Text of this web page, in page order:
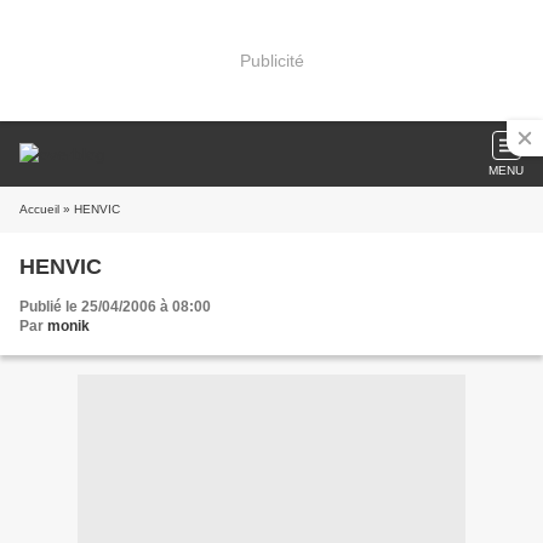
Publicité
MENU
Accueil » HENVIC
HENVIC
Publié le 25/04/2006 à 08:00
Par monik